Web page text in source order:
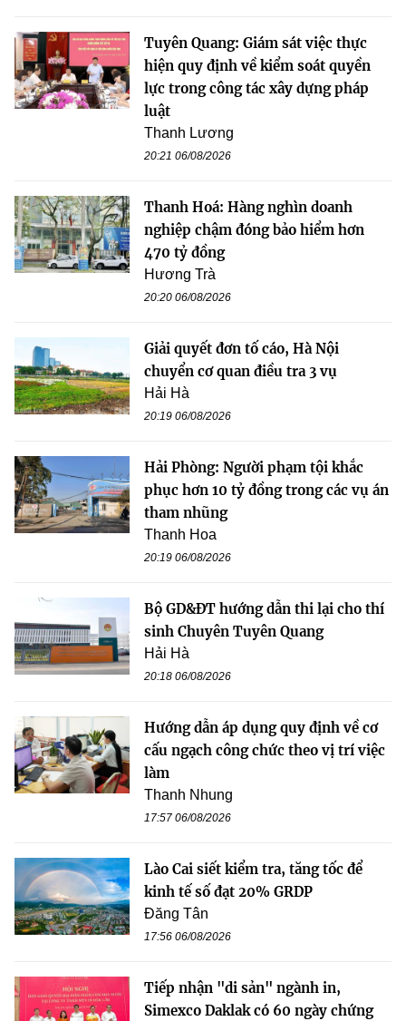
Tuyên Quang: Giám sát việc thực
hiện quy định về kiểm soát quyền
lực trong công tác xây dựng pháp
luật
Thanh Lương
20:21 06/08/2026
Thanh Hoá: Hàng nghìn doanh
nghiệp chậm đóng bảo hiểm hơn
470 tỷ đồng
Hương Trà
20:20 06/08/2026
Giải quyết đơn tố cáo, Hà Nội
chuyển cơ quan điều tra 3 vụ
Hải Hà
20:19 06/08/2026
Hải Phòng: Người phạm tội khắc
phục hơn 10 tỷ đồng trong các vụ án
tham nhũng
Thanh Hoa
20:19 06/08/2026
Bộ GD&ĐT hướng dẫn thi lại cho thí
sinh Chuyên Tuyên Quang
Hải Hà
20:18 06/08/2026
Hướng dẫn áp dụng quy định về cơ
cấu ngạch công chức theo vị trí việc
làm
Thanh Nhung
17:57 06/08/2026
Lào Cai siết kiểm tra, tăng tốc để
kinh tế số đạt 20% GRDP
Đăng Tân
17:56 06/08/2026
Tiếp nhận "di sản" ngành in,
Simexco Daklak có 60 ngày chứng